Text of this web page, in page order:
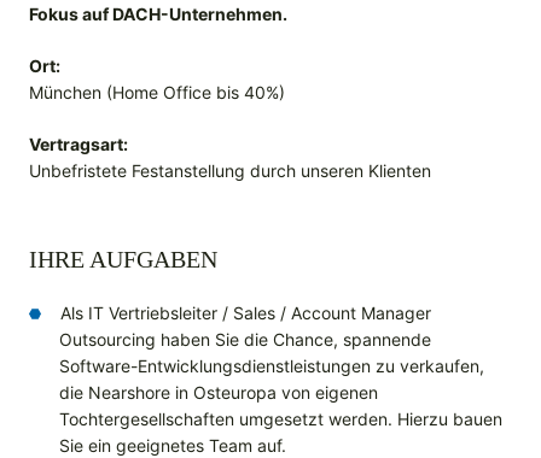
Fokus auf DACH-Unternehmen.
Ort:
München (Home Office bis 40%)
Vertragsart:
Unbefristete Festanstellung durch unseren Klienten
IHRE AUFGABEN
Als IT Vertriebsleiter / Sales / Account Manager
Outsourcing haben Sie die Chance, spannende
Software-Entwicklungsdienstleistungen zu verkaufen,
die Nearshore in Osteuropa von eigenen
Tochtergesellschaften umgesetzt werden. Hierzu bauen
Sie ein geeignetes Team auf.